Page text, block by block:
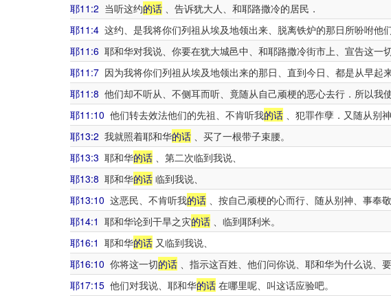
耶11:2 当听这约的话 、告诉犹大人、和耶路撒冷的居民．
耶11:4 这约、是我将你们列祖从埃及地领出来、脱离铁炉的那日所吩咐他
耶11:6 耶和华对我说、你要在犹大城邑中、和耶路撒冷街市上、宣告这一
耶11:7 因为我将你们列祖从埃及地领出来的那日、直到今日、都是从早起
耶11:8 他们却不听从、不侧耳而听、竟随从自己顽梗的恶心去行．所以我
耶11:10 他们转去效法他们的先祖、不肯听我的话 、犯罪作孽．又随从别
耶13:2 我就照着耶和华的话 、买了一根带子束腰。
耶13:3 耶和华的话 、第二次临到我说、
耶13:8 耶和华的话 临到我说、
耶13:10 这恶民、不肯听我的话 、按自己顽梗的心而行、随从别神、事奉
耶14:1 耶和华论到干旱之灾的话 、临到耶利米。
耶16:1 耶和华的话 又临到我说、
耶16:10 你将这一切的话 、指示这百姓、他们问你说、耶和华为什么说、
耶17:15 他们对我说、耶和华的话 在哪里呢、叫这话应验吧。